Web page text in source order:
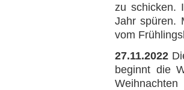
zu schicken.
Jahr spüren.
vom
27.11.2022
beginnt die